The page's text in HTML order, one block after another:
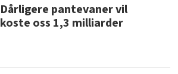
Dårligere pantevaner vil
koste oss 1,3 milliarder